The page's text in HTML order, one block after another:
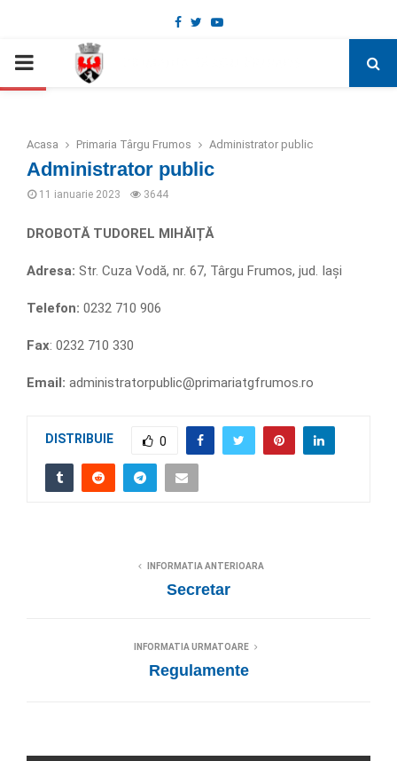
Deschide bara de unelte
Facebook
TwitterYoutube
PRIMARY
Acasa Primaria Târgu Frumos Administrator public
Administrator public
11 ianuarie 2023 3644
DROBOTĂ TUDOREL MIHĂIȚĂ
Adresa: Str. Cuza Vodă, nr. 67, Târgu Frumos, jud. Iași
Telefon: 0232 710 906
Fax: 0232 710 330
Email: administratorpublic@primariatgfrumos.ro
DISTRIBUIE 0
INFORMATIA ANTERIOARA
Secretar
INFORMATIA URMATOARE
Regulamente